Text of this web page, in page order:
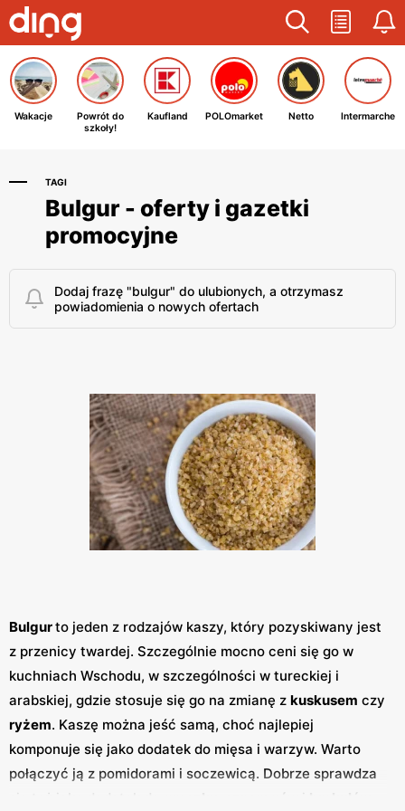
Wakacje
Powrót do
szkoły!
Kaufland POLOmarket Netto Intermarche
TAGI
Bulgur - oferty i gazetki
promocyjne
Dodaj frazę "bulgur" do ulubionych, a otrzymasz
powiadomienia o nowych ofertach
Bulgurto jeden z rodzajów kaszy, który pozyskiwany jest
z przenicy twardej. Szczególnie mocno ceni się go w
kuchniach Wschodu, w szczególności w tureckiej i
arabskiej, gdzie stosuje się go na zmianę z kuskusem czy
ryżem. Kaszę można jeść samą, choć najlepiej
komponuje się jako dodatek do mięsa i warzyw. Warto
połączyć ją z pomidorami i soczewicą. Dobrze sprawdza